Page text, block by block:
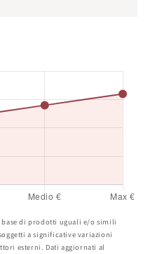
di prodotti uguali e/o simili
a significative variazioni
esterni. Dati aggiornati al